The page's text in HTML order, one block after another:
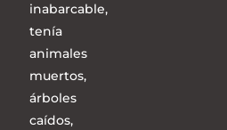
inabarcable,
tenía
animales
muertos,
árboles
caídos,